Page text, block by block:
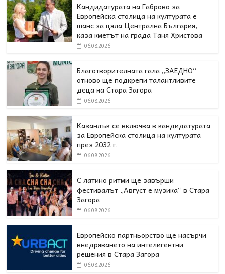
Кандидатурата на Габрово за
Европейска столица на културата е
шанс за цяла Централна България,
каза кметът на града Таня Христова
06.08.2026
Благотворителната гала „ЗАЕДНО“
отново ще подкрепи талантливите
деца на Стара Загора
06.08.2026
Казанлък се включва в кандидатурата
за Европейска столица на културата
през 2032 г.
06.08.2026
С латино ритми ще завърши
фестивалът „Август е музика“ в Стара
Загора
06.08.2026
Европейско партньорство ще насърчи
внедряването на интелигентни
решения в Стара Загора
06.08.2026